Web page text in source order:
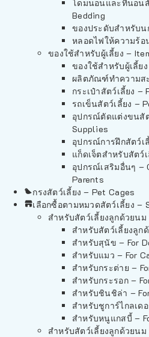
โดมนอนและที่นอน
Bedding
ของประดับสำหรับ
หลอดไฟให้ความร้อ
ของใช้สำหรับผู้เลี้ยง –
ของใช้สำหรับผู้เลี้ย
ผลิตภัณฑ์ทำความส
กระเป๋าสัตว์เลี้ยง –
รถเข็นสัตว์เลี้ยง –
อุปกรณ์ตัดแต่งขนสัต
Supplies
อุปกรณ์การฝึกสัตว์เ
แก็ดเจ็ตสำหรับสัตว์
อุปกรณ์เสริมอื่นๆ –
Parents
กรงสัตว์เลี้ยง – Pet Cages
เลือกซื้อตามหมวดสัตว์เลี้ยง –
สำหรับสัตว์เลี้ยงลูกด้วยนม
สำหรับสัตว์เลี้ยงลูก
สำหรับสุนัข – For
สำหรับแมว – For
สำหรับกระต่าย –
สำหรับกระรอก –
สำหรับชินชิล่า –
สำหรับชูการ์ไกลเด
สำหรับหนูแกสบี้ –
สำหรับสัตว์เลี้ยงลูกด้วยนม